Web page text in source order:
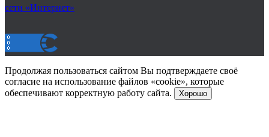
сети «Интернет»
Продолжая пользоваться сайтом Вы подтверждаете своё
согласие на использование файлов «cookie», которые
обеспечивают корректную работу сайта.
Хорошо